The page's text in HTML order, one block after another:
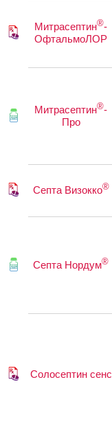
Митрасептин®-
ОфтальмоЛОР
Митрасептин®-
Про
Септа Визокко®
Септа Нордум®
Солосептин сенс